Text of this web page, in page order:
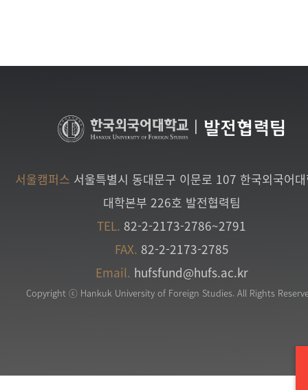
발전협력팀
서울캠퍼스 서울특별시 동대문구 이문로 107 한국외국어
대학본부 226호 발전협력팀
TEL. 82-2-2173-2786~2791
FAX. 82-2-2173-2785
Email. hufsfund@hufs.ac.kr
Copyright ⓒ Hankuk University of Foreign Studies. All Rights